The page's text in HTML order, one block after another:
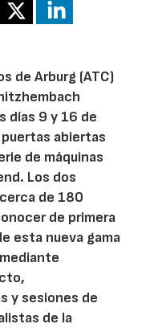
de Arburg (ATC)
días 9 y 16 de
abiertas
de máquinas
Los dos
de 180
de primera
esta nueva gama
y sesiones de
de la